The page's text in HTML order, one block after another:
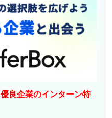
優良企業のインターン特